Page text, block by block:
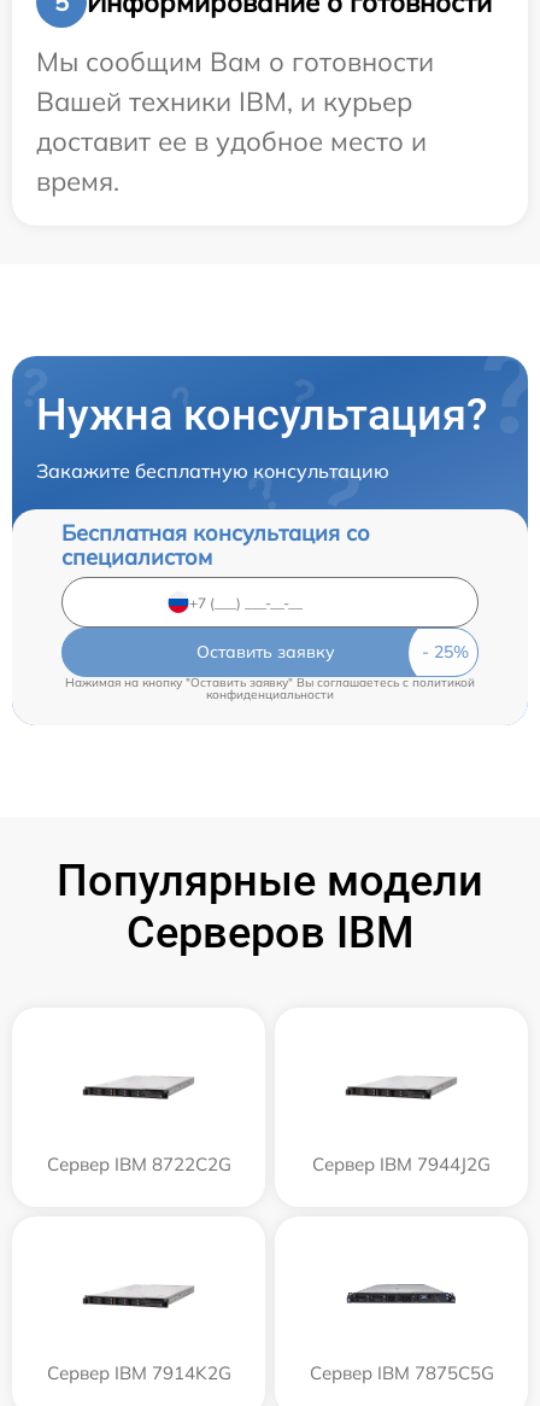
Мы сообщим Вам о готовности
Вашей техники IBM, и курьер
доставит ее в удобное место и
время.
Нужна консультация?
Закажите бесплатную консультацию
Бесплатная консультация со
специалистом
Оставить заявку
Нажимая на кнопку "Оставить заявку" Вы соглашаетесь c политикой
конфиденциальности
Популярные модели
Серверов IBM
Сервер IBM 8722C2G Сервер IBM 7944J2G
Сервер IBM 7914K2G Сервер IBM 7875C5G